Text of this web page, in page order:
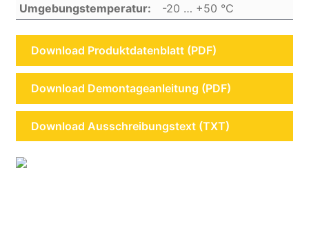
Umgebungstemperatur:
-20 … +50 °C
Download Produktdatenblatt (PDF)
Download Demontageanleitung (PDF)
Download Ausschreibungstext (TXT)